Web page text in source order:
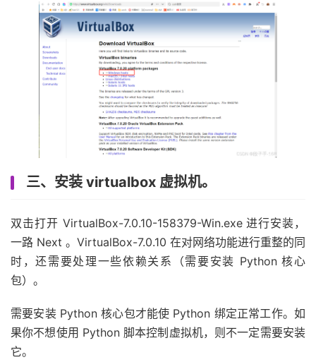
三、安装 virtualbox 虚拟机。
双击打开 VirtualBox-7.0.10-158379-Win.exe 进行安装，
一路 Next 。VirtualBox-7.0.10 在对网络功能进行重整的同
时，还需要处理一些依赖关系（需要安装 Python 核心
包）。
需要安装 Python 核心包才能使 Python 绑定正常工作。如
果你不想使用 Python 脚本控制虚拟机，则不一定需要安装
它。